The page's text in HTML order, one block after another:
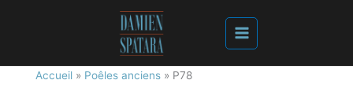
Accueil» Poêles anciens» P78